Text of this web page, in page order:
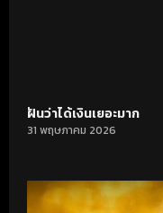
ฝันว่าได้เงินเยอะมาก
31 พฤษภาคม 2026